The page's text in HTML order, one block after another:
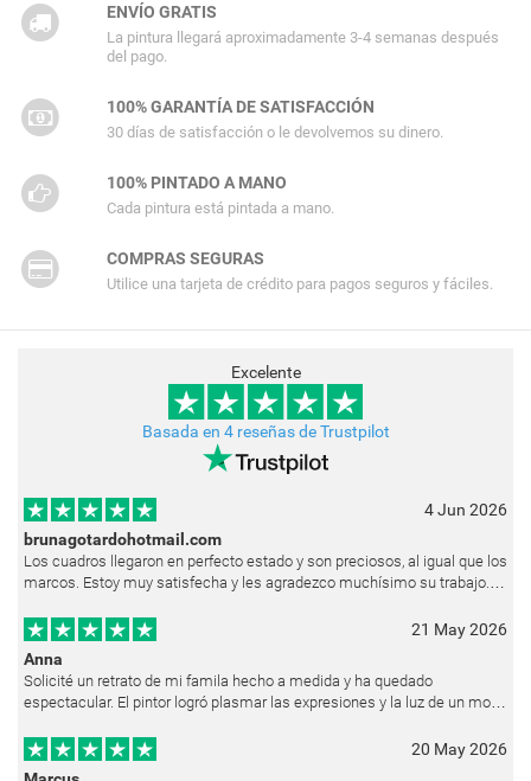
ENVÍO GRATIS
La pintura llegará aproximadamente 3-4 semanas después
del pago.
100% GARANTÍA DE SATISFACCIÓN
30 días de satisfacción o le devolvemos su dinero.
100% PINTADO A MANO
Cada pintura está pintada a mano.
COMPRAS SEGURAS
Utilice una tarjeta de crédito para pagos seguros y fáciles.
Excelente
Basada en 4 reseñas de Trustpilot
4 Jun 2026
brunagotardohotmail.com
Los cuadros llegaron en perfecto estado y son preciosos, al igual que los
marcos. Estoy muy satisfecha y les agradezco muchísimo su trabajo.
21 May 2026
Anna
Solicité un retrato de mi famila hecho a medida y ha quedado
espectacular. El pintor logró plasmar las expresiones y la luz de un modo
20 May 2026